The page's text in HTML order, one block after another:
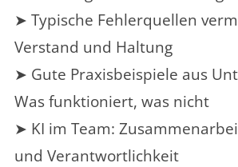
➤ Typische Fehlerquellen
Verstand und Haltung
➤ Gute Praxisbeispiele aus
Was funktioniert, was nicht
➤ KI im Team:
und Verantwortlichkeit